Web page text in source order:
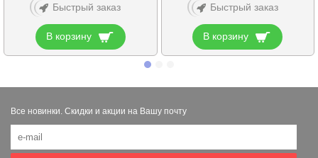
Быстрый заказ
В корзину
Быстрый заказ
В корзину
Все новинки. Скидки и акции на Вашу почту